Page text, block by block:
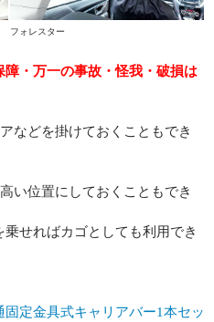
フォレスター
・万一の事故・怪我・破損は
などを掛けておくこともでき
い位置にしておくこともでき
せればカゴとしても利用でき
定金具式キャリアバー1本セッ